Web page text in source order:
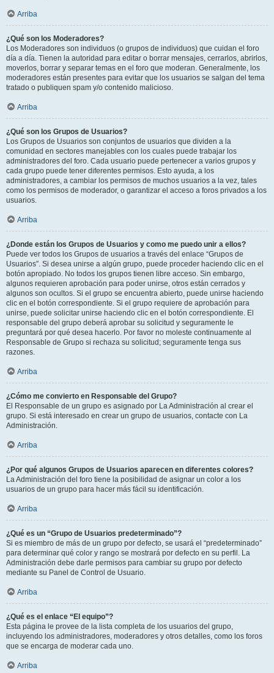
Arriba
¿Qué son los Moderadores?
Los Moderadores son individuos (o grupos de individuos) que cuidan el foro
día a día. Tienen la autoridad para editar o borrar mensajes, cerrarlos, abrirlos,
moverlos, borrar y separar temas en el foro que moderan. Generalmente, los
moderadores están presentes para evitar que los usuarios se salgan del tema
tratado o publiquen spam y/o contenido malicioso.
Arriba
¿Qué son los Grupos de Usuarios?
Los Grupos de Usuarios son conjuntos de usuarios que dividen a la
comunidad en sectores manejables con los cuales puede trabajar los
administradores del foro. Cada usuario puede pertenecer a varios grupos y
cada grupo puede tener diferentes permisos. Esto ayuda, a los
administradores, a cambiar los permisos de muchos usuarios a la vez, tales
como los permisos de moderador, o garantizar el acceso a foros privados a los
usuarios.
Arriba
¿Donde están los Grupos de Usuarios y como me puedo unir a ellos?
Puede ver todos los Grupos de usuarios a través del enlace “Grupos de
Usuarios”. Si desea unirse a algún grupo, puede proceder haciendo clic en el
botón apropiado. No todos los grupos tienen libre acceso. Sin embargo,
algunos requieren aprobación para poder unirse, otros están cerrados y
algunos son ocultos. Si el grupo se encuentra abierto, puede unirse haciendo
clic en el botón correspondiente. Si el grupo requiere de aprobación para
unirse, puede solicitar unirse haciendo clic en el botón correspondiente. El
responsable del grupo deberá aprobar su solicitud y seguramente le
preguntará por qué desea hacerlo. Por favor no moleste continuamente al
Responsable de Grupo si rechaza su solicitud; seguramente tenga sus
razones.
Arriba
¿Cómo me convierto en Responsable del Grupo?
El Responsable de un grupo es asignado por La Administración al crear el
grupo. Si está interesado en crear un grupo de usuarios, contacte con La
Administración.
Arriba
¿Por qué algunos Grupos de Usuarios aparecen en diferentes colores?
La Administración del foro tiene la posibilidad de asignar un color a los
usuarios de un grupo para hacer más fácil su identificación.
Arriba
¿Qué es un “Grupo de Usuarios predeterminado”?
Si es miembro de más de un grupo por defecto, se usará el “predeterminado”
para determinar qué color y rango se mostrará por defecto en su perfil. La
Administración debe darle permisos para cambiar su grupo por defecto
mediante su Panel de Control de Usuario.
Arriba
¿Qué es el enlace “El equipo”?
Esta página le provee de la lista completa de los usuarios del grupo,
incluyendo los administradores, moderadores y otros detalles, como los foros
que se encarga de moderar cada uno.
Arriba